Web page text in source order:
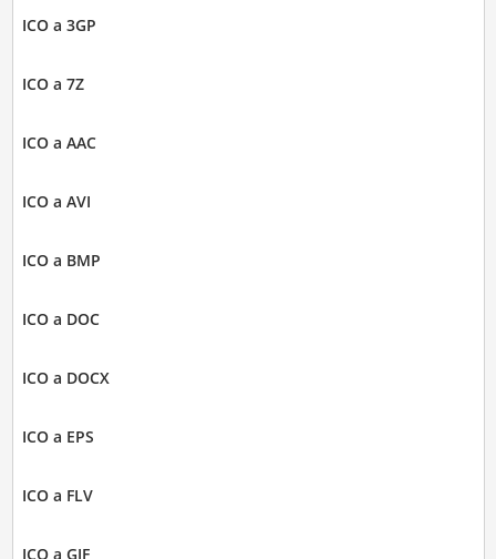
ICO a 3GP
ICO a 7Z
ICO a AAC
ICO a AVI
ICO a BMP
ICO a DOC
ICO a DOCX
ICO a EPS
ICO a FLV
ICO a GIF